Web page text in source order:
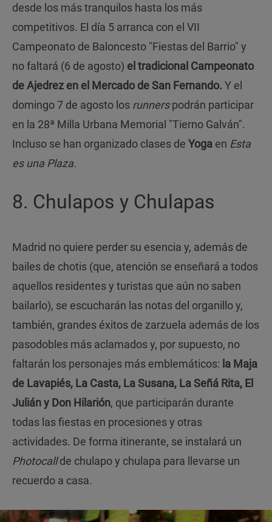
desde los más tranquilos hasta los más
competitivos. El día 5 arranca con el VII
Campeonato de Baloncesto "Fiestas del Barrio" y
no faltará (6 de agosto) el tradicional Campeonato
de Ajedrez en el Mercado de San Fernando. Y el
domingo 7 de agosto los runnerspodrán participar
en la 28ª Milla Urbana Memorial "Tierno Galván".
Incluso se han organizado clases de Yoga en Esta
es una Plaza.
8. Chulapos y Chulapas
Madrid no quiere perder su esencia y, además de
bailes de chotis (que, atención se enseñará a todos
aquellos residentes y turistas que aún no saben
bailarlo), se escucharán las notas del organillo y,
también, grandes éxitos de zarzuela además de los
pasodobles más aclamados y, por supuesto, no
faltarán los personajes más emblemáticos: la Maja
de Lavapiés, La Casta, La Susana, La Señá Rita, El
Julián y Don Hilarión, que participarán durante
todas las fiestas en procesiones y otras
actividades. De forma itinerante, se instalará un
Photocallde chulapo y chulapa para llevarse un
recuerdo a casa.